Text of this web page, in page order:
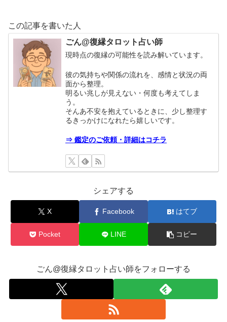
この記事を書いた人
ごん@復縁タロット占い師
現時点の復縁の可能性を読み解いています。
彼の気持ちや関係の流れを、感情と状況の両
面から整理。
明るい兆しが見えない・何度も考えてしま
う。
そんあ不安を抱えているときに、少し整理す
るきっかけになれたら嬉しいです。
⇒ 鑑定のご依頼・詳細はコチラ
シェアする
X Facebook はてブ
Pocket LINE コピー
ごん@復縁タロット占い師をフォローする